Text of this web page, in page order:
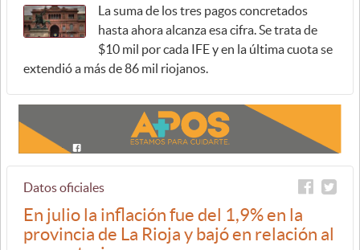
La suma de los tres pagos concretados
hasta ahora alcanza esa cifra. Se trata de
$10 mil por cada IFE y en la última cuota se
extendió a más de 86 mil riojanos.
Datos oficiales
En julio la inflación fue del 1,9% en la
provincia de La Rioja y bajó en relación al